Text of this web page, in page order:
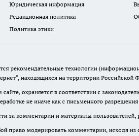
Юридическая информация
Редакционная политика
Политика этики
рекомендательные технологии
находящихся на территории Российской
охраняется в соответствии с
не иначе как с письменного
за комментарии и материалы
право модерировать комментарии, исходя